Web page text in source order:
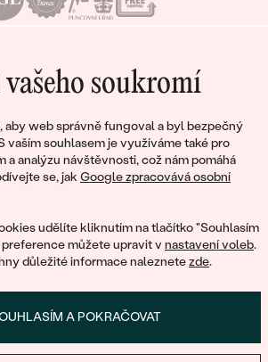
vašeho soukromí
aby web správně fungoval a byl bezpečný
vaším souhlasem je využíváme také pro
a analýzu návštěvnosti, což nám pomáhá
se, jak Google zpracovává osobní
udělíte kliknutím na tlačítko "Souhlasím
preference můžete upravit v nastavení voleb.
důležité informace naleznetezde.
A POKRAČOVAT
žádné produkty do svého
nákupního košíku